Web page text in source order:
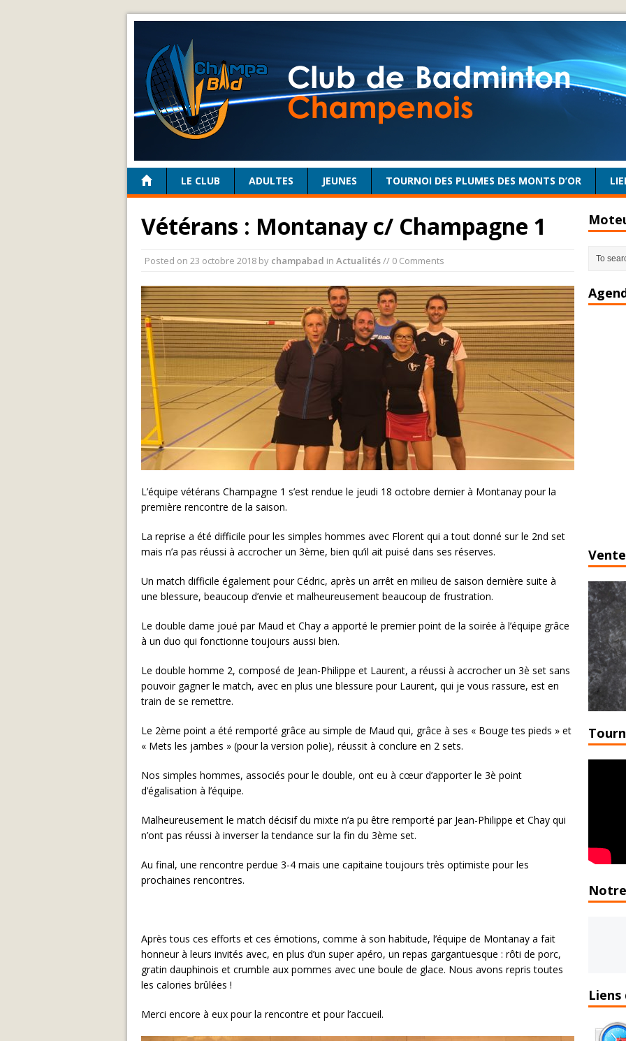
LE CLUB ADULTES JEUNES TOURNOI DES PLUMES DES MONTS D’OR
Vétérans : Montanay c/ Champagne 1
Posted on 23 octobre 2018 by champabad in Actualités// 0 Comments
L’équipe vétérans Champagne 1 s’est rendue le jeudi 18 octobre dernier à Montanay pour la
première rencontre de la saison.
La reprise a été difficile pour les simples hommes avec Florent qui a tout donné sur le 2nd set
mais n’a pas réussi à accrocher un 3ème, bien qu’il ait puisé dans ses réserves.
Un match difficile également pour Cédric, après un arrêt en milieu de saison dernière suite à
une blessure, beaucoup d’envie et malheureusement beaucoup de frustration.
Le double dame joué par Maud et Chay a apporté le premier point de la soirée à l’équipe grâce
à un duo qui fonctionne toujours aussi bien.
Le double homme 2, composé de Jean-Philippe et Laurent, a réussi à accrocher un 3è set sans
pouvoir gagner le match, avec en plus une blessure pour Laurent, qui je vous rassure, est en
train de se remettre.
Le 2ème point a été remporté grâce au simple de Maud qui, grâce à ses « Bouge tes pieds » et
« Mets les jambes » (pour la version polie), réussit à conclure en 2 sets.
Nos simples hommes, associés pour le double, ont eu à cœur d’apporter le 3è point
d’égalisation à l’équipe.
Malheureusement le match décisif du mixte n’a pu être remporté par Jean-Philippe et Chay qui
n’ont pas réussi à inverser la tendance sur la fin du 3ème set.
Au final, une rencontre perdue 3-4 mais une capitaine toujours très optimiste pour les
prochaines rencontres.
Après tous ces efforts et ces émotions, comme à son habitude, l’équipe de Montanay a fait
honneur à leurs invités avec, en plus d’un super apéro, un repas gargantuesque : rôti de porc,
gratin dauphinois et crumble aux pommes avec une boule de glace. Nous avons repris toutes
les calories brûlées !
Merci encore à eux pour la rencontre et pour l’accueil.